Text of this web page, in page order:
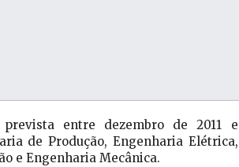
entre dezembro de 2011 e
de Produção, Engenharia Elétrica,
e Engenharia Mecânica.